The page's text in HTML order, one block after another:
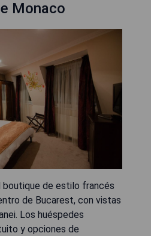
Monaco
de estilo francés
de Bucarest, con vistas
Los huéspedes
y opciones de